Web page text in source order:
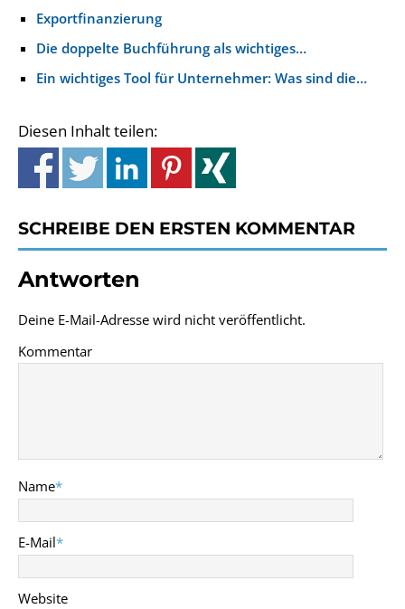
Exportfinanzierung
Die doppelte Buchführung als wichtiges…
Ein wichtiges Tool für Unternehmer: Was sind die…
Diesen Inhalt teilen:
SCHREIBE DEN ERSTEN KOMMENTAR
Antworten
Deine E-Mail-Adresse wird nicht veröffentlicht.
Kommentar
Name*
E-Mail*
Website